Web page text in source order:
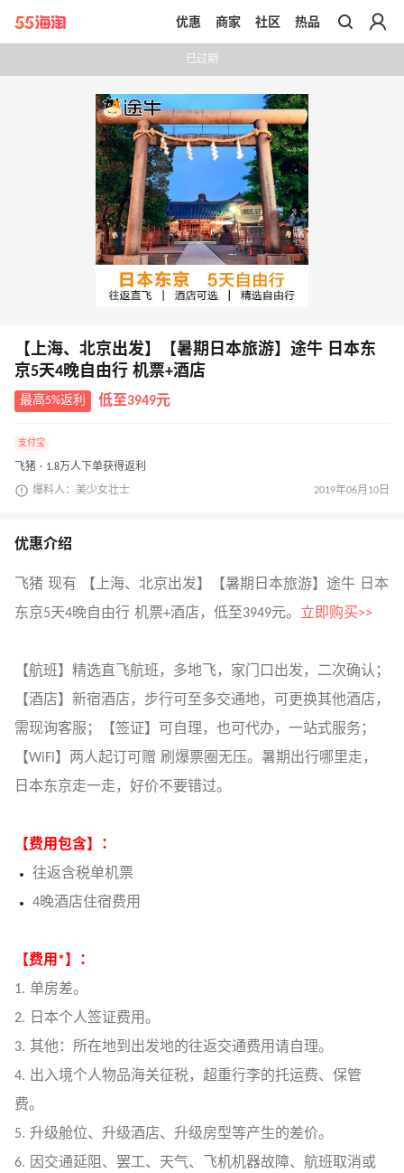
带你去官网买正品
优惠 商家 社区 热品
已过期
【上海、北京出发】【暑期日本旅游】途牛 日本东
京5天4晚自由行 机票+酒店
最高5%返利 低至3949元
支付宝
飞猪 · 1.8万人下单获得返利
爆料人：美少女壮士 2019年06月10日
优惠介绍
飞猪 现有 【上海、北京出发】【暑期日本旅游】途牛 日本
东京5天4晚自由行 机票+酒店，低至3949元。 立即购买>>
【航班】精选直飞航班，多地飞，家门口出发，二次确认；
【酒店】新宿酒店，步行可至多交通地，可更换其他酒店，
需现询客服；【签证】可自理，也可代办，一站式服务；
【WiFi】两人起订可赠 刷爆票圈无压。暑期出行哪里走，
日本东京走一走，好价不要错过。
【费用包含】：
往返含税单机票
4晚酒店住宿费用
【费用*】：
1. 单房差。
2. 日本个人签证费用。
3. 其他：所在地到出发地的往返交通费用请自理。
4. 出入境个人物品海关征税，超重行李的托运费、保管
费。
5. 升级舱位、升级酒店、升级房型等产生的差价。
6. 因交通延阻、罢工、天气、飞机机器故障、航班取消或